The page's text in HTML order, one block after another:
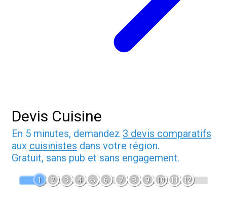
Devis Cuisine
En 5 minutes, demandez 3 devis comparatifs
aux cuisinistes dans votre région.
Gratuit, sans pub et sans engagement.
1 2 3 4 5 6 7 8 9 10 11 12